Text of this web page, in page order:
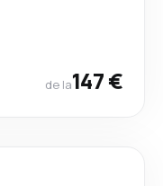
de la147 €